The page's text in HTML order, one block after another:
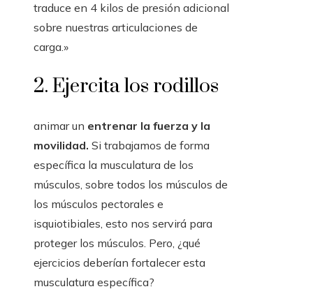
traduce en 4 kilos de presión adicional
sobre nuestras articulaciones de
carga.»
2. Ejercita los rodillos
animar un entrenar la fuerza y ​​la
movilidad. Si trabajamos de forma
específica la musculatura de los
músculos, sobre todos los músculos de
los músculos pectorales e
isquiotibiales, esto nos servirá para
proteger los músculos. Pero, ¿qué
ejercicios deberían fortalecer esta
musculatura específica?